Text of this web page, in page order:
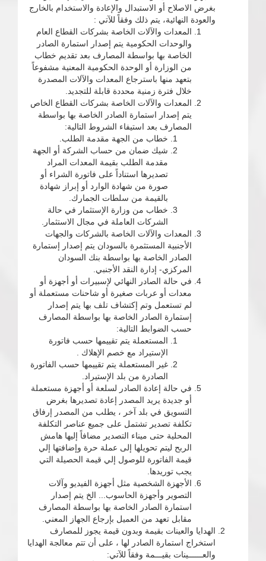
بغرض الاصلاح أو الاستبدال والإعادة والاستخدام بالخارج
والعودة النهائية، يتم ذلك وفقاً للآتي :
المعدات والآلات الخاصة بشركات القطاع العام
والوحدات الحكومية يتم إصدار استمارة الصادر
الخاصة بها بواسطة المصارف بعد تقديم خطاب
من الوزارة أو الوحدة الحكومية المعنية مشفوعاً
بتعهد منها باسترجاع المعدات والآلات المصدرة
خلال فترة زمنية محددة قابلة للتجديد.
المعدات والآلات الخاصة بشركات القطاع الخاص
يتم إصدار استمارة الصادر الخاصة بها بواسطة
المصارف بعد استيفاء الشروط التالية:
خطاب من الجهة مقدمة الطلب.
شيك ضمان من حساب الشركة أو الجهة
مقدمة الطلب بقيمة المعدات المراد
تصديرها استناداً على فاتورة الشراء أو
صورة من شهادة الوارد أو إبراز شهادة
بالقيمة من سلطات الجمارك.
خطاب من وزارة الإستثمار في حالة
الشركات العاملة في مجال الاستثمار.
المعدات والآلات الخاصة بالشركات والجهات
الأجنبية المستثمرة بالسودان يتم إصدار إستمارة
الصادر الخاصة بها بواسطة بنك السودان
المركزي- إدارة النقد الأجنبي.
في حالة الصادر النهائي لإسبيرات أو أجهزة أو
معدات أو عربات صغيرة أو شاحنات مستعملة أو
لم تستعمل وتم إكتشاف تلف بها يتم إصدار
إستمارة الصادر الخاصة بها بواسطة المصارف
حسب الضوابط التالية:
المستعملة يتم تقييمها حسب فاتورة
الإستيراد مع خصم الإهلاك .
غير المستعملة يتم تقييمها حسب الفاتورة
الصادرة من بلد الإستيراد.
في حالة إعادة الصادر لسلعة أو أجهزة مستعملة
أو جديدة يريد المصدر إعادة تصديرها بغرض
التسويق في بلد آخر ، يطلب من المصدر إرفاق
تكلفة تصدير تشتمل على جميع عناصر التكلفة
المحلية حتى ميناء التصدير مضافاً إليها هامش
الربح ليتم تحويلها إلى عملة حرة وإضافتها إلي
قيمة الفاتورة للوصول إلي قيمة الحصيلة التي
يجب توريدها.
الأجهزة الشخصية مثل أجهزة الفيديو وآلات
التصوير وأجهزة الحاسوب... الخ يتم إصدار
استمارة الصادر الخاصة بها بواسطة المصارف
مقابل تعهد من العميل بإرجاع الجهاز المعني.
الهدايا والعينات بقيمة وبدون قيمة يجوز للمصارف
استخراج استمارة الصادر لها ، على أن تتم معالجة الهدايا
والعــــــينات بقيـــمة وفقاً للآتي: